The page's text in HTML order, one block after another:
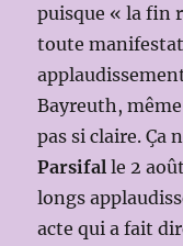
puisque « la fin
toute
Bayreuth,
pas si claire. Ça
Parsifal le 2
longs
acte qui a fait